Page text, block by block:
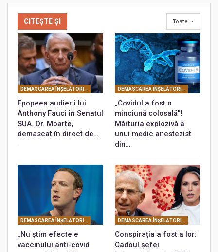
Toate
CITEȘTE ȘI
DEMASCAREA ÎNŞELĂTORIEI COVID
Epopeea audierii lui
Anthony Fauci în Senatul
SUA. Dr. Moarte,
demascat în direct de…
DEMASCAREA ÎNŞELĂTORIEI COVID
„Covidul a fost o
minciună colosală”!
Mărturia explozivă a
unui medic anestezist
din…
DEMASCAREA ÎNŞELĂTORIEI COVID
„Nu știm efectele
vaccinului anti-covid
DEMASCAREA ÎNŞELĂTORIEI COVID
Conspirația a fost a lor:
Cadoul șefei